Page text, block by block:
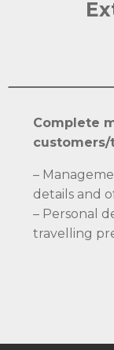
Complete
customers/
–
details and
– Personal
travelling